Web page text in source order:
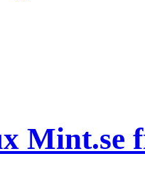
Mint.se